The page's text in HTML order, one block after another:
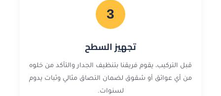
3
تجهيز السطح
قبل التركيب، يقوم فريقنا بتنظيف الجدار والتأكد من خلوه
من أي عوائق أو شقوق لضمان التصاق مثالي وثبات يدوم
لسنوات.